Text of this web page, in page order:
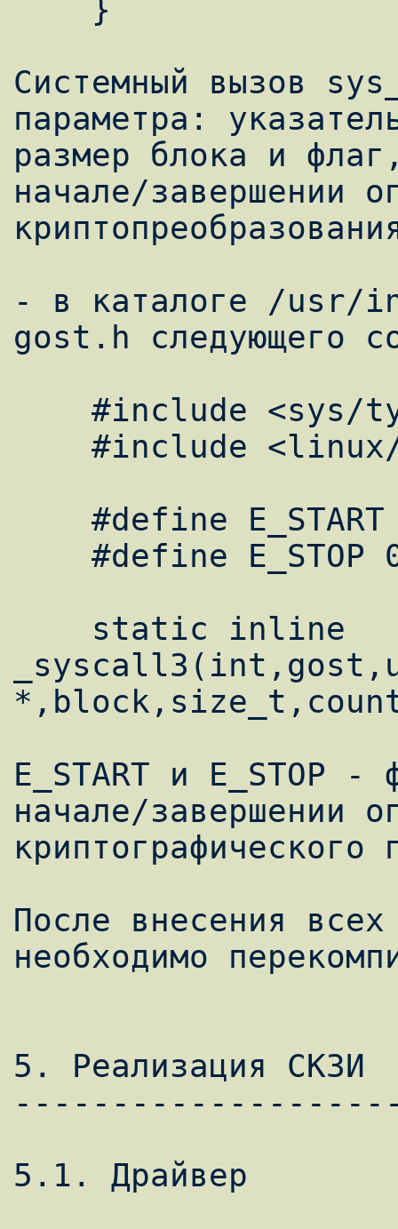
Системный вызов
параметра:
размер блока и
начале/завершении
- в каталоге /usr/
gost.h следующего
E_START и E_STOP
начале/завершении
криптографического
После внесения
необходимо
5. Реализация СКЗИ
5.1. Драйвер